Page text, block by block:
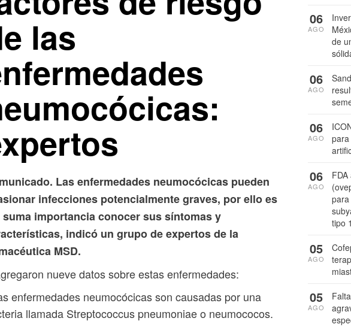
las
Las enfermedades neumocócicas pueden
infecciones potencialmente graves, por ello es
importancia conocer sus síntomas y
indicó un grupo de expertos de la
MSD.
nueve datos sobre estas enfermedades:
enfermedades neumocócicas son causadas por una
llamada Streptococcus pneumoniae o neumococos.
de
06
AGO
06
AGO
06
AGO
tipo 1
06
AGO
05
AGO
05
AGO